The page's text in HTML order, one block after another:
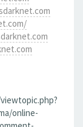
online-